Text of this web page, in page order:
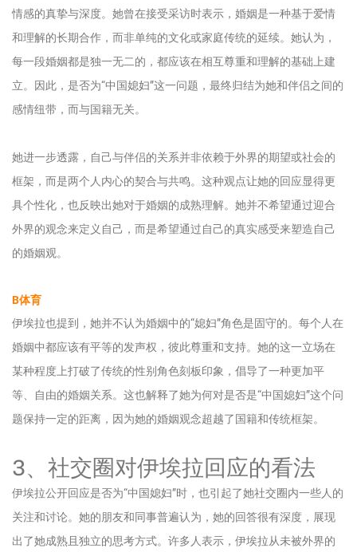
情感的真挚与深度。她曾在接受采访时表示，婚姻是一种基于爱情
和理解的长期合作，而非单纯的文化或家庭传统的延续。她认为，
每一段婚姻都是独一无二的，都应该在相互尊重和理解的基础上建
立。因此，是否为“中国媳妇”这一问题，最终归结为她和伴侣之间的
感情纽带，而与国籍无关。
她进一步透露，自己与伴侣的关系并非依赖于外界的期望或社会的
框架，而是两个人内心的契合与共鸣。这种观点让她的回应显得更
具个性化，也反映出她对于婚姻的成熟理解。她并不希望通过迎合
外界的观念来定义自己，而是希望通过自己的真实感受来塑造自己
的婚姻观。
B体育
伊埃拉也提到，她并不认为婚姻中的“媳妇”角色是固守的。每个人在
婚姻中都应该有平等的发声权，彼此尊重和支持。她的这一立场在
某种程度上打破了传统的性别角色刻板印象，倡导了一种更加平
等、自由的婚姻关系。这也解释了她为何对是否是“中国媳妇”这个问
题保持一定的距离，因为她的婚姻观念超越了国籍和传统框架。
3、社交圈对伊埃拉回应的看法
伊埃拉公开回应是否为“中国媳妇”时，也引起了她社交圈内一些人的
关注和讨论。她的朋友和同事普遍认为，她的回答很有深度，展现
出了她成熟且独立的思考方式。许多人表示，伊埃拉从未被外界的